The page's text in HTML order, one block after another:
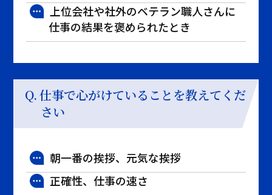
上位会社や社外のベテラン職人さんに
仕事の結果を褒められたとき
仕事で心がけていることを教えてくだ
さい
朝一番の挨拶、元気な挨拶
正確性、仕事の速さ